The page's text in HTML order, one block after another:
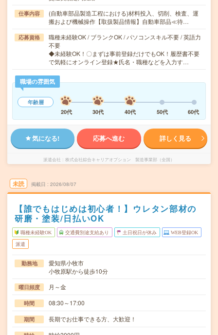
仕事内容
(自動車部品製造工程における)材料投入、切削、検査、運
搬および機械操作【取扱製品情報】自動車部品≪待…
応募資格
職種未経験OK / ブランクOK / パソコンスキル不要 / 英語力
不要
◆未経験OK！〇まずは事前登録だけでもOK！履歴書不要
で気軽にオンライン登録★氏名・職種などを入力す…
職場の雰囲気
年齢層
20代
30代 40代 50代 60代
気になる! 応募へ進む 詳しく見る
派遣会社 株式会社綜合キャリアオプション 製造事業部（全国）
未読 掲載日 2026/08/07
【誰でもはじめは初心者！】ウレタン部材の
研磨・塗装/日払いOK
職種未経験OK 交通費別途支給あり 土日祝日が休み WEB登録OK
派遣
勤務地
愛知県小牧市
小牧原駅から徒歩10分
曜日頻度 月～金
時間 08:30～17:00
期間 長期でお仕事できる方、大歓迎！